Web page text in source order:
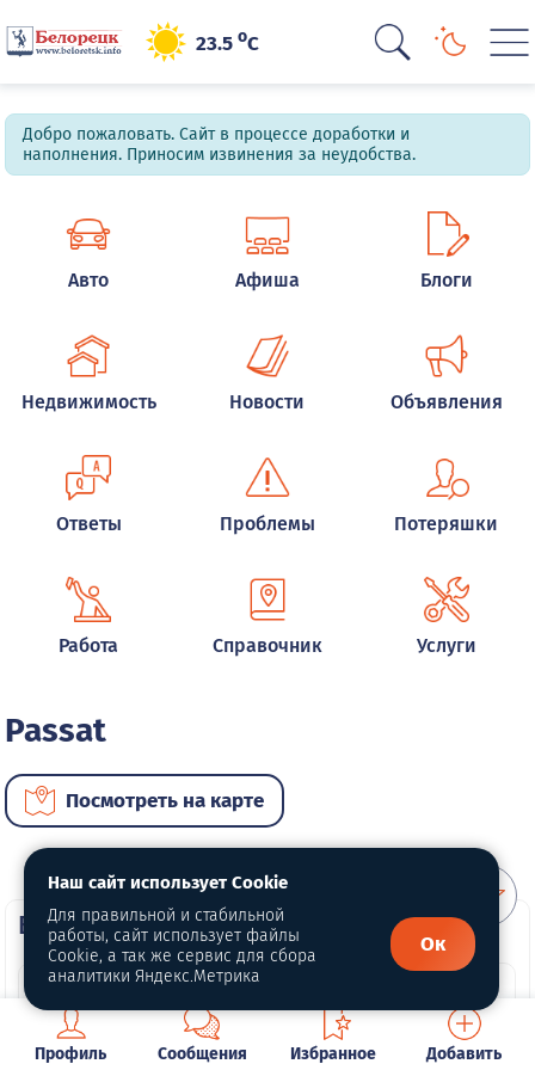
23.5oC
Добро пожаловать. Сайт в процессе доработки и
наполнения. Приносим извинения за неудобства.
Авто Афиша Блоги
Недвижимость Новости Объявления
Ответы Проблемы Потеряшки
Работа Справочник Услуги
Passat
Посмотреть на карте
ВИП автомобили
Профиль Сообщения Избранное Добавить
Наш сайт использует Cookie
Для правильной и стабильной
работы, сайт использует файлы
Cookie, а так же сервис для сбора
аналитики Яндекс.Метрика
Ок